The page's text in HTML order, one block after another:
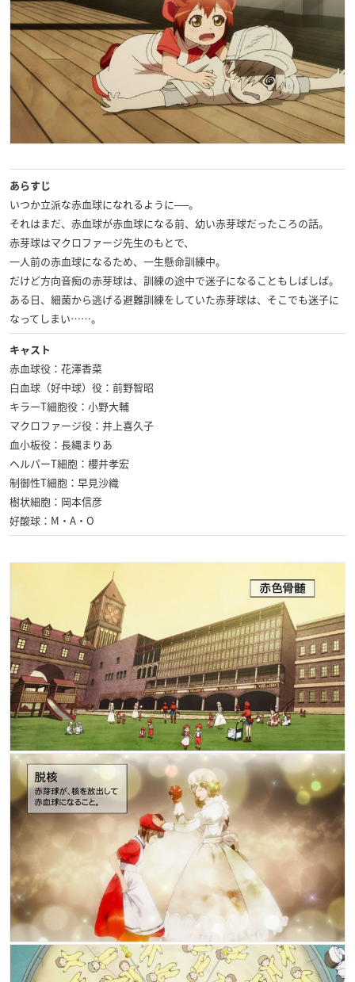
あらすじ
いつか立派な赤血球になれるように──。
それはまだ、赤血球が赤血球になる前、幼い赤芽球だったころの話。
赤芽球はマクロファージ先生のもとで、
一人前の赤血球になるため、一生懸命訓練中。
だけど方向音痴の赤芽球は、訓練の途中で迷子になることもしばしば。
ある日、細菌から逃げる避難訓練をしていた赤芽球は、そこでも迷子に
なってしまい……。
キャスト
赤血球役：花澤香菜
白血球（好中球）役：前野智昭
キラーT細胞役：小野大輔
マクロファージ役：井上喜久子
血小板役：長縄まりあ
ヘルパーT細胞：櫻井孝宏
制御性T細胞：早見沙織
樹状細胞：岡本信彦
好酸球：M・A・O